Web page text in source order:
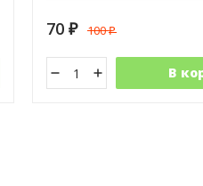
70 ₽ 100₽
В